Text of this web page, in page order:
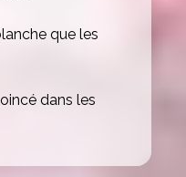
que les
dans les